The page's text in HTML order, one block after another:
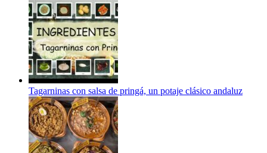
Tagarninas con salsa de pringá, un potaje clásico andaluz